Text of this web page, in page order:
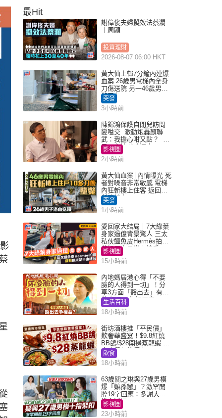
最Hit
謝偉俊夫婦擬效法蔡瀾
｜周顯
投資理財
2026-08-07 06:00 HKT
黃大仙上邨7分鐘內連爆
血案 26歲男電梯內全身
刀傷送院 另一46歲男倒
斃平台
突發
3小時前
陳錦鴻保護自閉兒訪問
變嗌交 激動炮轟顏聯
武：我擔心咁又點？ 網
民：主持咄咄逼人
影視圈
2小時前
黃大仙血案│內情曝光 死
者對噪音非常敏感 電梯
內狂斬樓上住客 返回住
所墮樓亡
突發
1小時前
愛回家大結局｜7大綠葉
身家過億背景驚人 三太
私伙鱷魚皮Hermès拍劇
蘇姐原來是半山樓后
影視圈
15小時前
內地媽居港心得「不要
臉的人得到一切」！分
享3方面「豁出去」有著
數 網民：你好厲害
生活百科
18小時前
街坊酒樓推「平民價」
歎奢華盛宴！$9.8紅燒
BB鴿/$28開邊蒸龍蝦 3
大晚餐超值優惠
飲食
18小時前
63歲關之琳與27歲男模
爆「嫲孫戀」？激罕開
腔19字回應：多謝大家
掛念近況
影視圈
23小時前